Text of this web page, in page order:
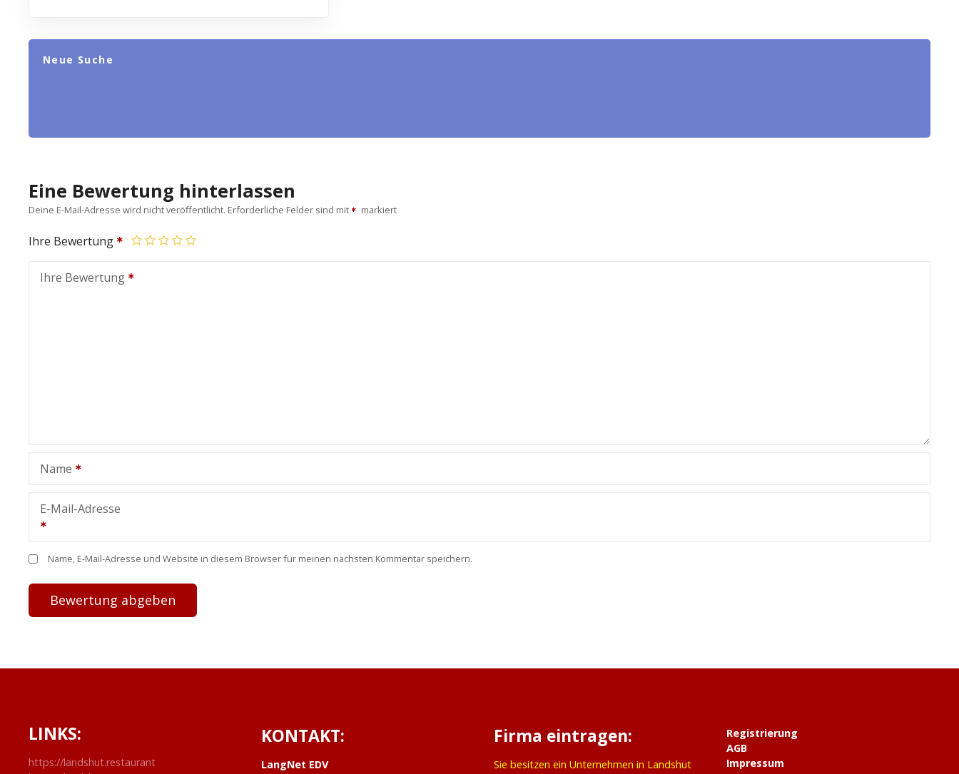
Neue Suche
Eine Bewertung hinterlassen
Deine E-Mail-Adresse wird nicht veröffentlicht. Erforderliche Felder sind mit markiert
Ihre Bewertung
Ihre Bewertung
Name
E-Mail-Adresse
Name, E-Mail-Adresse und Website in diesem Browser für meinen nächsten Kommentar speichern.
LINKS:
https://landshut.restaurant
KONTAKT:
LangNet EDV
Firma eintragen:
Sie besitzen ein Unternehmen in Landshut
Registrierung
AGB
Impressum